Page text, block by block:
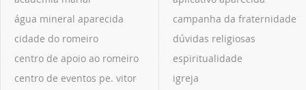
água mineral aparecida
cidade do romeiro
centro de apoio ao romeiro
centro de eventos pe. vitor
campanha da fraternidade
dúvidas religiosas
espiritualidade
igreja